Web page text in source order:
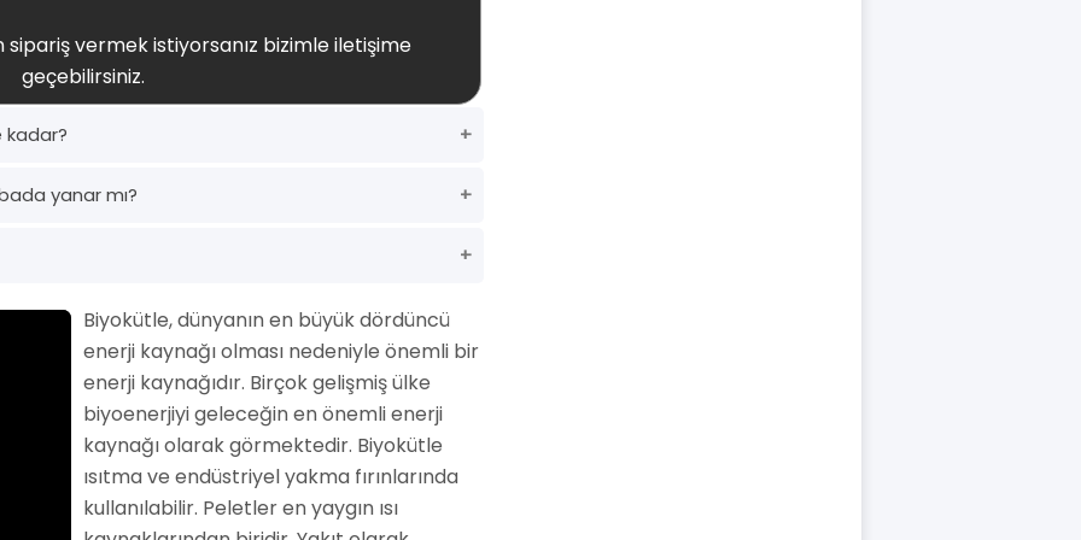
sipariş vermek istiyorsanız bizimle iletişime
geçebilirsiniz.
kadar?
yanar mı?
Biyokütle, dünyanın en büyük dördüncü
enerji kaynağı olması nedeniyle önemli bir
enerji kaynağıdır. Birçok gelişmiş ülke
biyoenerjiyi geleceğin en önemli enerji
kaynağı olarak görmektedir. Biyokütle
ısıtma ve endüstriyel yakma fırınlarında
kullanılabilir. Peletler en yaygın ısı